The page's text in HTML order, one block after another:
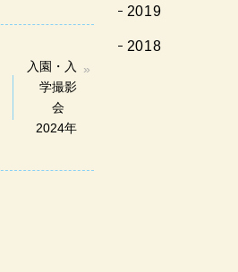
入園・入
学撮影
会
2024年
2019
2018